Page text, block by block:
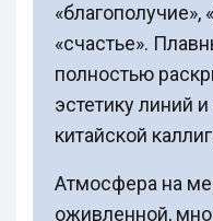
«благополучие»,
«счастье».
полностью
эстетику линий
китайской
Атмосфера на
оживленной,